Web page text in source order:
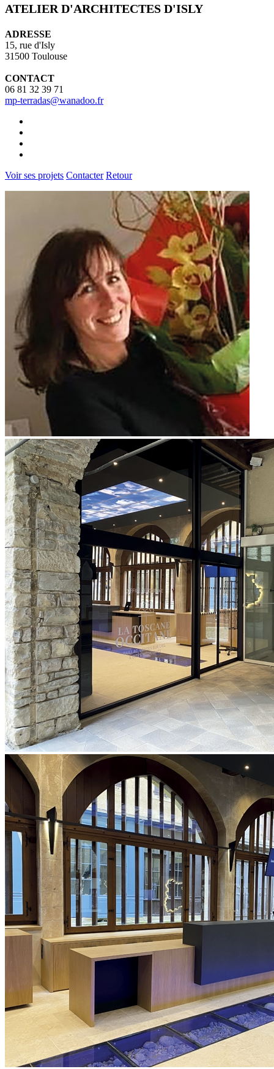
ATELIER D'ARCHITECTES D'ISLY
ADRESSE
15, rue d'Isly
31500 Toulouse
CONTACT
06 81 32 39 71
mp-terradas@wanadoo.fr
Voir ses projets Contacter Retour